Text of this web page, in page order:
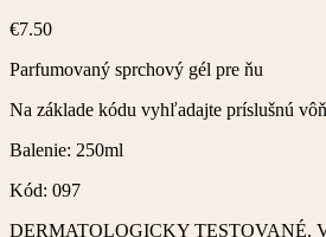
€7.50
Parfumovaný sprchový gél pre ňu
Na základe kódu vyhľadajte príslušnú
Balenie: 250ml
Kód: 097
DERMATOLOGICKY TESTOVANÉ.